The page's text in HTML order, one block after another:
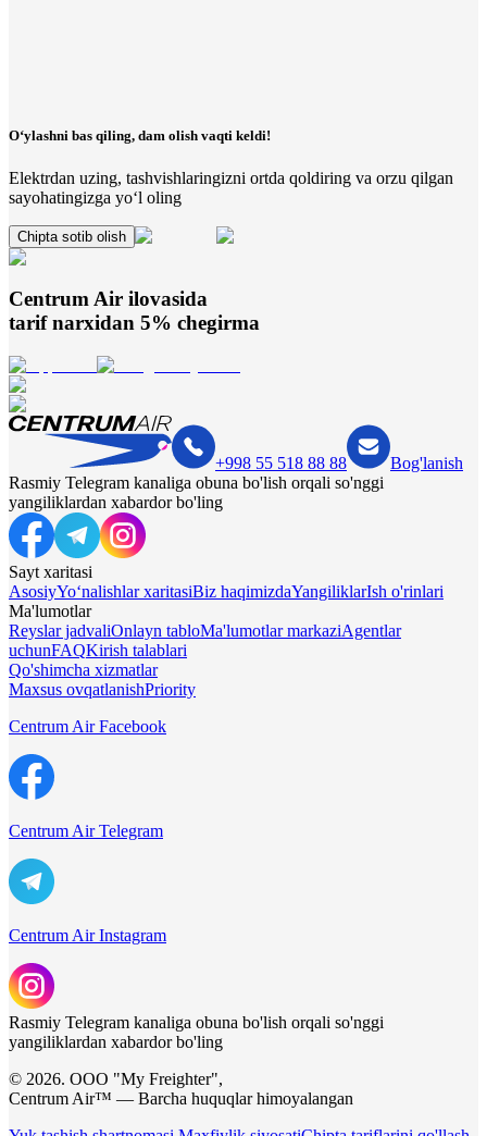
O‘ylashni bas qiling, dam olish vaqti keldi!
Elektrdan uzing, tashvishlaringizni ortda qoldiring va orzu qilgan
sayohatingizga yo‘l oling
Chipta sotib olish
Centrum Air ilovasida
tarif narxidan 5% chegirma
+998 55 518 88 88
Bog'lanish
Rasmiy Telegram kanaliga obuna bo'lish orqali so'nggi
yangiliklardan xabardor bo'ling
Sayt xaritasi
AsosiyYo‘nalishlar xaritasiBiz haqimizdaYangiliklarIsh o'rinlari
Ma'lumotlar
Reyslar jadvaliOnlayn tabloMa'lumotlar markaziAgentlar
uchunFAQKirish talablari
Qo'shimcha xizmatlar
Maxsus ovqatlanishPriority
Centrum Air Facebook
Centrum Air Telegram
Centrum Air Instagram
Rasmiy Telegram kanaliga obuna bo'lish orqali so'nggi
yangiliklardan xabardor bo'ling
© 2026. ООО "My Freighter",
Centrum Air™ — Barcha huquqlar himoyalangan